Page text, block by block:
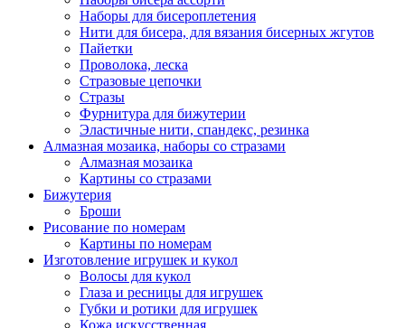
Наборы для бисероплетения
Нити для бисера, для вязания бисерных жгутов
Пайетки
Проволока, леска
Стразовые цепочки
Стразы
Фурнитура для бижутерии
Эластичные нити, спандекс, резинка
Алмазная мозаика, наборы со стразами
Алмазная мозаика
Картины co стразами
Бижутерия
Броши
Рисование по номерам
Картины по номерам
Изготовление игрушек и кукол
Волосы для кукол
Глаза и ресницы для игрушек
Губки и ротики для игрушек
Кожа искусственная